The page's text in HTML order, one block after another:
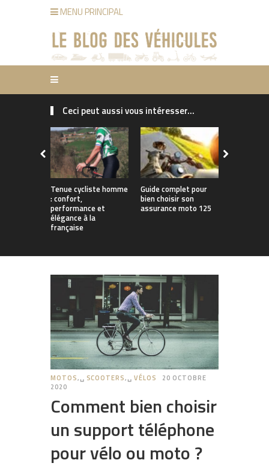
MENU PRINCIPAL
Ceci peut aussi vous intéresser...
Tenue cycliste homme
: confort,
performance et
élégance à la
française
Guide complet pour
bien choisir son
assurance moto 125
MOTOS,␣ SCOOTERS,␣ VÉLOS
20 OCTOBRE
2020
Comment bien choisir
un support téléphone
pour vélo ou moto ?